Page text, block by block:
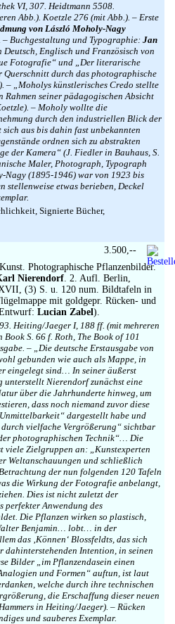
VI, 307. Heidtmann 5508.
Abb.). Koetzle 276 (mit Abb.). – Erste
von László Moholy-Nagy
– Buchgestaltung und Typographie: Jan
Englisch und Französisch von
Fotografie“ und „Der literarische
durch das photographische
– „Moholys künstlerisches Credo stellte
seiner pädagogischen Absicht
– Moholy wollte die
durch den industriellen Blick der
aus bis dahin fast unbekannten
ordnen sich zu abstrakten
der Kamera“ (J. Fiedler in Bauhaus, S.
Maler, Photograph, Typograph
Nagy (1895-1946) war von 1923 bis
stellenweise etwas berieben, Deckel
Signierte Bücher,
Photographische Pflanzenbilder.
Nierendorf. 2. Aufl. Berlin,
(3) S. u. 120 num. Bildtafeln in
mit goldgepr. Rücken- und
Lucian Zabel).
Heiting/Jaeger I, 188 ff. (mit mehreren
S. 66 f. Roth, The Book of 101
– „Die deutsche Erstausgabe von
gebunden wie auch als Mappe, in
eingelegt sind… In seiner äußerst
Nierendorf zunächst eine
über die Jahrhunderte hinweg, um
dass noch niemand zuvor diese
dargestellt habe und
vielfache Vergrößerung“ sichtbar
photographischen Technik“… Die
Zielgruppen an: „Kunstexperten
Weltanschauungen und schließlich
der nun folgenden 120 Tafeln
die Wirkung der Fotografie anbelangt,
Dies ist nicht zuletzt der
perfekter Anwendung des
Die Pflanzen wirken so plastisch,
Benjamin… lobt… in der
das ‚Können‘ Blossfeldts, das sich
dahinterstehenden Intention, in seinen
Bilder „im Pflanzendasein einen
und Formen“ auftun, ist laut
welche durch ihre technischen
die Erschaffung dieser neuen
in Heiting/Jaeger). – Rücken
und sauberes Exemplar.
3.500,--